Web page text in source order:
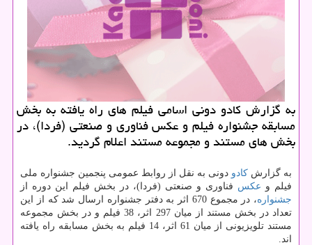
به گزارش كادو دونی اسامی فیلم های راه یافته به بخش
مسابقه جشنواره فیلم و عكس فناوری و صنعتی (فردا)، در
بخش های مستند و مجموعه مستند اعلام گردید.
به گزارش كادو دونی به نقل از روابط عمومی پنجمین جشنواره ملی
فیلم و عكس فناوری و صنعتی (فردا)، در بخش فیلم این دوره از
جشنواره
، در مجموع 670 اثر به دفتر جشنواره ارسال شد كه از این
تعداد در بخش مستند از میان 297 اثر، 38 فیلم و در بخش مجموعه
مستند تلویزیونی از میان 61 اثر، 14 فیلم به بخش مسابقه راه یافته
اند.